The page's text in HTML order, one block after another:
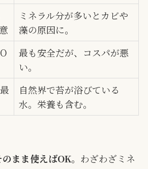
ミネラル分が多いとカビや
藻の原因に。
最も安全だが、コスパが悪
い。
自然界で苔が浴びている
水。栄養も含む。
まま使えばOK。 わざわざミネ